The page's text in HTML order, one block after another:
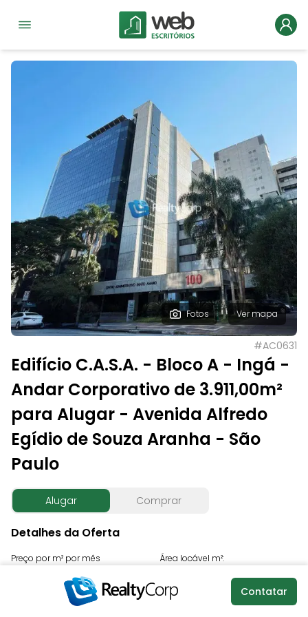
Fotos Ver mapa
#AC0631
Edifício C.A.S.A. - Bloco A - Ingá -
Andar Corporativo de 3.911,00m²
para Alugar - Avenida Alfredo
Egídio de Souza Aranha - São
Paulo
Alugar Comprar
Detalhes da Oferta
Preço por m² por mês
R$ 45,00
Área locável m²:
Condomínio por m²
Valor total mensal
Contatar